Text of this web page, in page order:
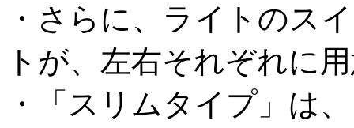
・さらに、ライトのス
トが、左右それぞれに
・「スリムタイプ」は